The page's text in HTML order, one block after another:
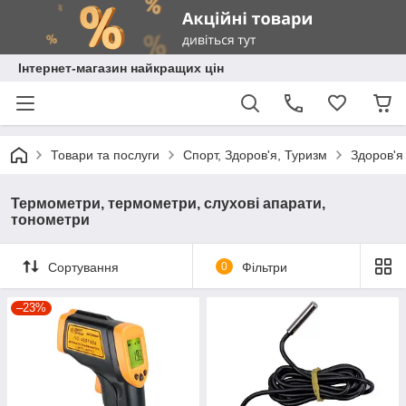
Інтернет-магазин найкращих цін
Товари та послуги Спорт, Здоров'я, Туризм Здоров'я
Термометри, термометри, слухові апарати,
тонометри
Сортування 0 Фільтри
–23%